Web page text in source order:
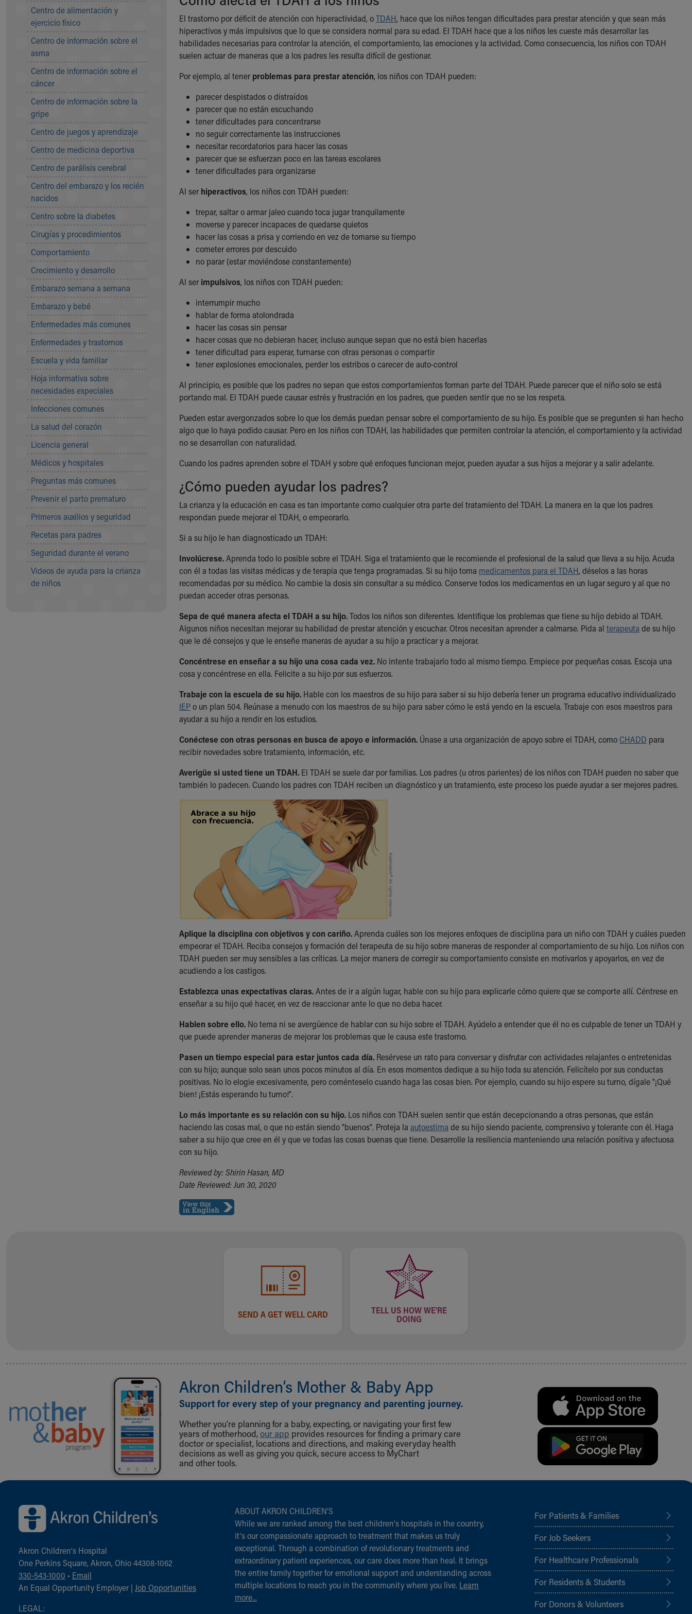
Symptom Checker
Financial Services
Price Estimates
Family Supports
Sports Health Services Provider for Akron Zips
New Parents
Find a Pediatrics Location
MyChart
Make an Appointment
Breastfeeding Medicine
Safe Sleep for Babies
Safe Sleep
Who We Are
Building a Brighter Future
Our Mission, Vision, Promise
Community Mission
Connect With Us
Our Culture of Caring
Our Leadership
Quality and Patient Safety
Unity and Engagement
Women's Board
Our History
Cincinnati Children's
Your Visit
MyChart Telehealth Visits
Doggie Brigade
During Your Visit
Rest Accommodations
Visiting
Department of Public Safety
Health Info
Health Information
Healthy Info, Healthy Kids
Inside Children's Blog
KidsHealth Topics
Family Library
Educational Resources
Injury Prevention
Centro de alimentación y
ejercicio físico
Centro de información sobre el
asma
Centro de información sobre el
cáncer
Centro de información sobre la
gripe
Centro de juegos y aprendizaje
Centro de medicina deportiva
Centro de parálisis cerebral
Centro del embarazo y los recién
nacidos
Centro sobre la diabetes
Cirugías y procedimientos
Comportamiento
Crecimiento y desarrollo
Embarazo semana a semana
Embarazo y bebé
Enfermedades más comunes
Enfermedades y trastornos
Escuela y vida familiar
Hoja informativa sobre
necesidades especiales
Infecciones comunes
La salud del corazón
Licencia general
Médicos y hospitales
Preguntas más comunes
Prevenir el parto prematuro
Primeros auxilios y seguridad
Recetas para padres
Seguridad durante el verano
Videos de ayuda para la crianza
de niños
El trastorno por déficit de atención con hiperactividad, oTDAH, hace que los niños tengan dificultades para prestar atención y que sean más
hiperactivos y más impulsivos que lo que se considera normal para su edad. El TDAH hace que a los niños les cueste más desarrollar las
habilidades necesarias para controlar la atención, el comportamiento, las emociones y la actividad. Como consecuencia, los niños con TDAH
suelen actuar de maneras que a los padres les resulta difícil de gestionar.
Por ejemplo, al tener problemas para prestar atención, los niños con TDAH pueden:
parecer despistados o distraídos
parecer que no están escuchando
tener dificultades para concentrarse
no seguir correctamente las instrucciones
necesitar recordatorios para hacer las cosas
parecer que se esfuerzan poco en las tareas escolares
tener dificultades para organizarse
Al ser hiperactivos, los niños con TDAH pueden:
trepar, saltar o armar jaleo cuando toca jugar tranquilamente
moverse y parecer incapaces de quedarse quietos
hacer las cosas a prisa y corriendo en vez de tomarse su tiempo
cometer errores por descuido
no parar (estar moviéndose constantemente)
Al ser impulsivos, los niños con TDAH pueden:
interrumpir mucho
hablar de forma atolondrada
hacer las cosas sin pensar
hacer cosas que no debieran hacer, incluso aunque sepan que no está bien hacerlas
tener dificultad para esperar, turnarse con otras personas o compartir
tener explosiones emocionales, perder los estribos o carecer de auto-control
Al principio, es posible que los padres no sepan que estos comportamientos forman parte del TDAH. Puede parecer que el niño solo se está
portando mal. El TDAH puede causar estrés y frustración en los padres, que pueden sentir que no se los respeta.
Pueden estar avergonzados sobre lo que los demás puedan pensar sobre el comportamiento de su hijo. Es posible que se pregunten si han hecho
algo que lo haya podido causar. Pero en los niños con TDAH, las habilidades que permiten controlar la atención, el comportamiento y la actividad
no se desarrollan con naturalidad.
Cuando los padres aprenden sobre el TDAH y sobre qué enfoques funcionan mejor, pueden ayudar a sus hijos a mejorar y a salir adelante.
¿Cómo pueden ayudar los padres?
La crianza y la educación en casa es tan importante como cualquier otra parte del tratamiento del TDAH. La manera en la que los padres
respondan puede mejorar el TDAH, o empeorarlo.
Si a su hijo le han diagnosticado un TDAH:
Involúcrese.Aprenda todo lo posible sobre el TDAH. Siga el tratamiento que le recomiende el profesional de la salud que lleva a su hijo. Acuda
con él a todas las visitas médicas y de terapia que tenga programadas. Si su hijo toma medicamentos para el TDAH, déselos a las horas
recomendadas por su médico. No cambie la dosis sin consultar a su médico. Conserve todos los medicamentos en un lugar seguro y al que no
puedan acceder otras personas.
Sepa de qué manera afecta el TDAH a su hijo.Todos los niños son diferentes. Identifique los problemas que tiene su hijo debido al TDAH.
Algunos niños necesitan mejorar su habilidad de prestar atención y escuchar. Otros necesitan aprender a calmarse. Pida al terapeuta de su hijo
que le dé consejos y que le enseñe maneras de ayudar a su hijo a practicar y a mejorar.
Concéntrese en enseñar a su hijo una cosa cada vez. No intente trabajarlo todo al mismo tiempo. Empiece por pequeñas cosas. Escoja una
cosa y concéntrese en ella. Felicite a su hijo por sus esfuerzos.
Trabaje con la escuela de su hijo. Hable con los maestros de su hijo para saber si su hijo debería tener un programa educativo individualizado
IEPo un plan 504. Reúnase a menudo con los maestros de su hijo para saber cómo le está yendo en la escuela. Trabaje con esos maestros para
ayudar a su hijo a rendir en los estudios.
Conéctese con otras personas en busca de apoyo e información. Únase a una organización de apoyo sobre el TDAH, como CHADD para
recibir novedades sobre tratamiento, información, etc.
Averigüe si usted tiene un TDAH. El TDAH se suele dar por familias. Los padres (u otros parientes) de los niños con TDAH pueden no saber que
también lo padecen. Cuando los padres con TDAH reciben un diagnóstico y un tratamiento, este proceso los puede ayudar a ser mejores padres.
Aplique la disciplina con objetivos y con cariño.Aprenda cuáles son los mejores enfoques de disciplina para un niño con TDAH y cuáles pueden
empeorar el TDAH. Reciba consejos y formación del terapeuta de su hijo sobre maneras de responder al comportamiento de su hijo. Los niños con
TDAH pueden ser muy sensibles a las críticas. La mejor manera de corregir su comportamiento consiste en motivarlos y apoyarlos, en vez de
acudiendo a los castigos.
Establezca unas expectativas claras.Antes de ir a algún lugar, hable con su hijo para explicarle cómo quiere que se comporte allí. Céntrese en
enseñar a su hijo qué hacer, en vez de reaccionar ante lo que no deba hacer.
Hablen sobre ello. No tema ni se avergüence de hablar con su hijo sobre el TDAH. Ayúdelo a entender que él no es culpable de tener un TDAH y
que puede aprender maneras de mejorar los problemas que le causa este trastorno.
Pasen un tiempo especial para estar juntos cada día. Resérvese un rato para conversar y disfrutar con actividades relajantes o entretenidas
con su hijo; aunque solo sean unos pocos minutos al día. En esos momentos dedique a su hijo toda su atención. Felicítelo por sus conductas
positivas. No lo elogie excesivamente, pero coménteselo cuando haga las cosas bien. Por ejemplo, cuando su hijo espere su turno, dígale "¡Qué
bien! ¡Estás esperando tu turno!".
Lo más importante es su relación con su hijo. Los niños con TDAH suelen sentir que están decepcionando a otras personas, que están
haciendo las cosas mal, o que no están siendo "buenos". Proteja la autoestima de su hijo siendo paciente, comprensivo y tolerante con él. Haga
saber a su hijo que cree en él y que ve todas las cosas buenas que tiene. Desarrolle la resiliencia manteniendo una relación positiva y afectuosa
con su hijo.
Reviewed by: Shirin Hasan, MD
Date Reviewed: Jun 30, 2020
SEND A GET WELL CARD
TELL US HOW WE'RE
DOING
Akron Children‘s Mother & Baby App
Support for every step of your pregnancy and parenting journey.
Whether you're planning for a baby, expecting, or navigating your first few
years of motherhood, our app provides resources for finding a primary care
doctor or specialist, locations and directions, and making everyday health
decisions as well as giving you quick, secure access to MyChart
and other tools.
Back to top of page
Akron Children‘s Hospital
One Perkins Square, Akron, Ohio 44308-1062
330-543-1000 • Email
An Equal Opportunity Employer | Job Opportunities
LEGAL:
ABOUT AKRON CHILDREN‘S
While we are ranked among the best children‘s hospitals in the country,
it‘s our compassionate approach to treatment that makes us truly
exceptional. Through a combination of revolutionary treatments and
extraordinary patient experiences, our care does more than heal. It brings
the entire family together for emotional support and understanding across
multiple locations to reach you in the community where you live. Learn
more...
For Patients & Families
For Job Seekers
For Healthcare Professionals
For Residents & Students
For Donors & Volunteers